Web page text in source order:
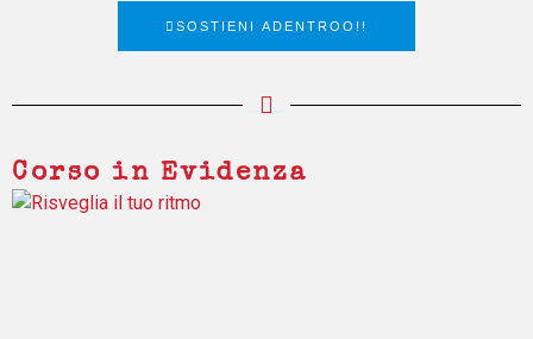
SOSTIENI ADENTROO!!
Corso in Evidenza